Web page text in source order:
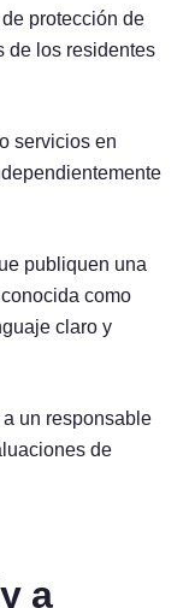
protección de
de los residentes
servicios en
publiquen una
como
claro y
un responsable
de
a